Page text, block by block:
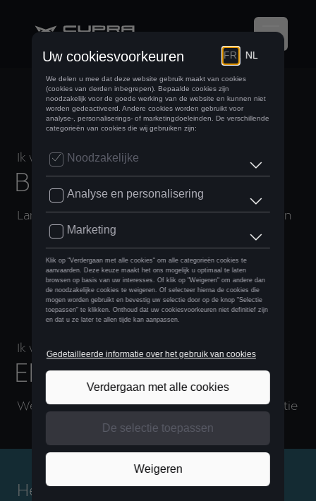
Ik wil
BEGELEID WORDEN
Langs deze weg helpen we je een model kiezen​
Ik wil starten vanaf
EEN MODEL​
Weet je al welk model je wil? Kies dan deze optie​
Heb je onmiddellijk een